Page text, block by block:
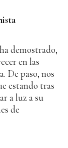
demostrado,
en las
De paso, nos
estando tras
a luz a su
de